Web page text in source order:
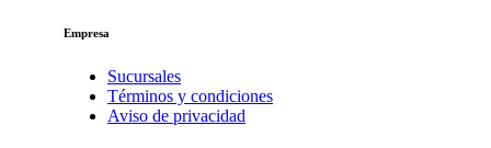
Empresa
Sucursales
Términos y condiciones
Aviso de privacidad